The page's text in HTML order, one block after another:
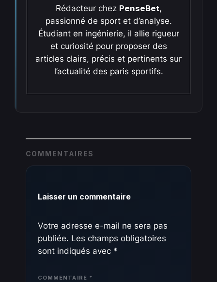
Rédacteur chez PenseBet,
passionné de sport et d’analyse.
Étudiant en ingénierie, il allie rigueur
et curiosité pour proposer des
articles clairs, précis et pertinents sur
l’actualité des paris sportifs.
COMMENTAIRES
Laisser un commentaire
Votre adresse e-mail ne sera pas
publiée. Les champs obligatoires
sont indiqués avec *
COMMENTAIRE *